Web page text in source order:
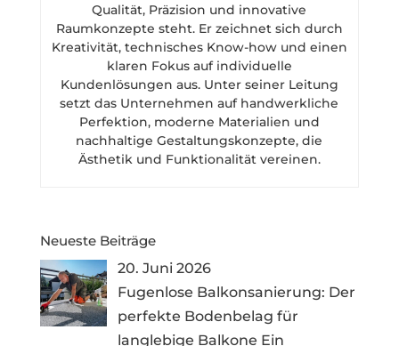
Qualität, Präzision und innovative
Raumkonzepte steht. Er zeichnet sich durch
Kreativität, technisches Know-how und einen
klaren Fokus auf individuelle
Kundenlösungen aus. Unter seiner Leitung
setzt das Unternehmen auf handwerkliche
Perfektion, moderne Materialien und
nachhaltige Gestaltungskonzepte, die
Ästhetik und Funktionalität vereinen.
Neueste Beiträge
20. Juni 2026
Fugenlose Balkonsanierung: Der
perfekte Bodenbelag für
langlebige Balkone Ein